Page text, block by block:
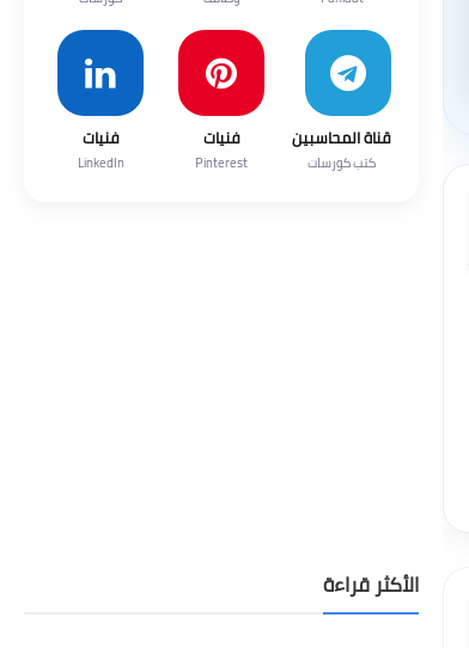
قناة المحاسبين
كتب كورسات
فنيات
Pinterest
فنيات
LinkedIn
الأكثر قراءة